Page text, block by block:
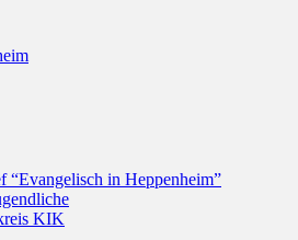
“Evangelisch in Heppenheim”
KIK